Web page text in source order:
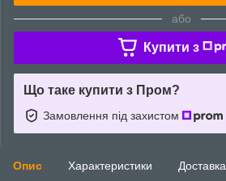
або
Купити з
Що таке купити з Пром?
Замовлення під захистом
Опис Характеристики Доставка